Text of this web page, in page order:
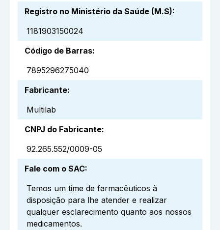
Registro no Ministério da Saúde (M.S):
1181903150024
Código de Barras:
7895296275040
Fabricante:
Multilab
CNPJ do Fabricante:
92.265.552/0009-05
Fale com o SAC:
Temos um time de farmacêuticos à
disposição para lhe atender e realizar
qualquer esclarecimento quanto aos nossos
medicamentos.